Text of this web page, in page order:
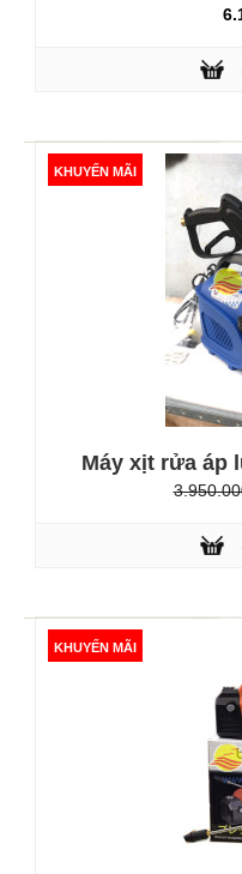
trọng trong quá trình
quả, phát huy được tối
Máy xới đất hiện nay là
và không thể thiếu
nông dân. Nỏ có sự ứng
lao động giúp người
quả hơn so với việc
đất: Nó có nhiều tác
KHUYẾN MÃI
Máy xịt rửa áp
KHUYẾN MÃI